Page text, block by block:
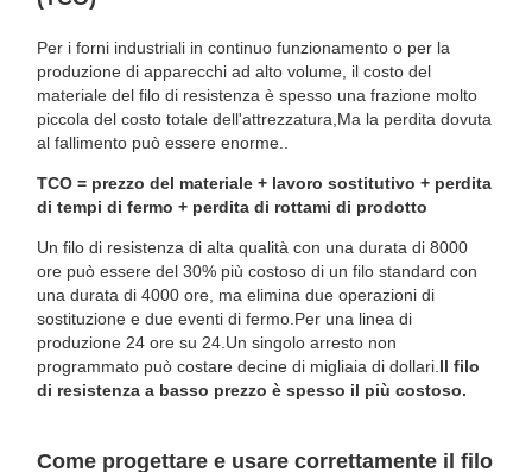
Per i forni industriali in continuo funzionamento o per la
produzione di apparecchi ad alto volume, il costo del
materiale del filo di resistenza è spesso una frazione molto
piccola del costo totale dell'attrezzatura,Ma la perdita dovuta
al fallimento può essere enorme..
TCO = prezzo del materiale + lavoro sostitutivo + perdita
di tempi di fermo + perdita di rottami di prodotto
Un filo di resistenza di alta qualità con una durata di 8000
ore può essere del 30% più costoso di un filo standard con
una durata di 4000 ore, ma elimina due operazioni di
sostituzione e due eventi di fermo.Per una linea di
produzione 24 ore su 24.Un singolo arresto non
programmato può costare decine di migliaia di dollari.Il filo
di resistenza a basso prezzo è spesso il più costoso.
Come progettare e usare correttamente il filo